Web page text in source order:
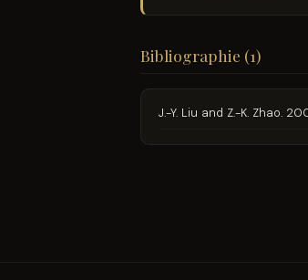
Bibliographie (1)
J.-Y. Liu and Z.-K. Zhao.